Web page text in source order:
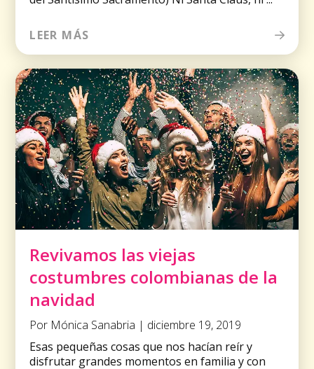
LEER MÁS
Revivamos las viejas
costumbres colombianas de la
navidad
Por Mónica Sanabria | diciembre 19, 2019
Esas pequeñas cosas que nos hacían reír y
disfrutar grandes momentos en familia y con